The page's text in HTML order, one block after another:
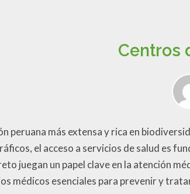
Centros
peruana más extensa y rica en
el acceso a servicios de salud es
juegan un papel clave en la atención
médicos esenciales para prevenir y